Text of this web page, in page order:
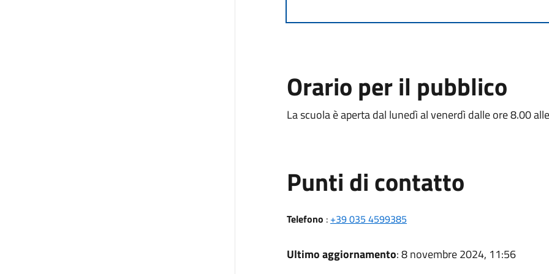
Orario per il pubblico
La scuola è aperta dal lunedì al venerdì dalle ore 8.00
Punti di contatto
Telefono : +39 035 4599385
Ultimo aggiornamento: 8 novembre 2024, 11:56